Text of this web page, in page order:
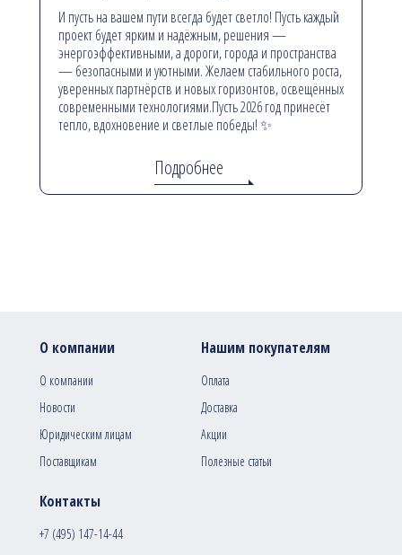
И пусть на вашем пути всегда будет светло! Пусть каждый
проект будет ярким и надёжным, решения —
энергоэффективными, а дороги, города и пространства
— безопасными и уютными. Желаем стабильного роста,
уверенных партнёрств и новых горизонтов, освещённых
современными технологиями.Пусть 2026 год принесёт
тепло, вдохновение и светлые победы! ✨
Подробнее
Контакты
+7 (495) 147-14-44
О компании
О компании
Новости
Юридическим лицам
Поставщикам
Нашим покупателям
Оплата
Доставка
Акции
Полезные статьи